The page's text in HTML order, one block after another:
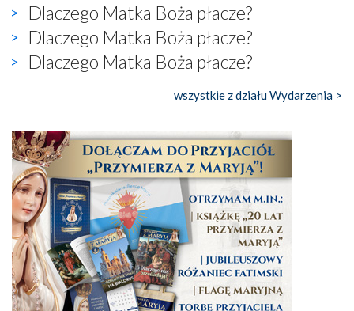
Dlaczego Matka Boża płacze?
Dlaczego Matka Boża płacze?
Dlaczego Matka Boża płacze?
wszystkie z działu Wydarzenia >